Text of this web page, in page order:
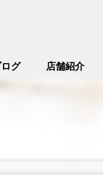
グ 店舗紹介